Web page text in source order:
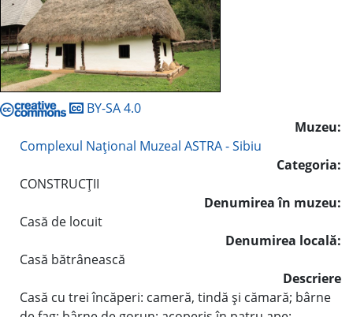
BY-SA 4.0
Muzeu:
Complexul Naţional Muzeal ASTRA - Sibiu
Categoria:
CONSTRUCŢII
Denumirea în muzeu:
Casă de locuit
Denumirea locală:
Casă bătrânească
Descriere
Casă cu trei încăperi: cameră, tindă şi cămară; bârne